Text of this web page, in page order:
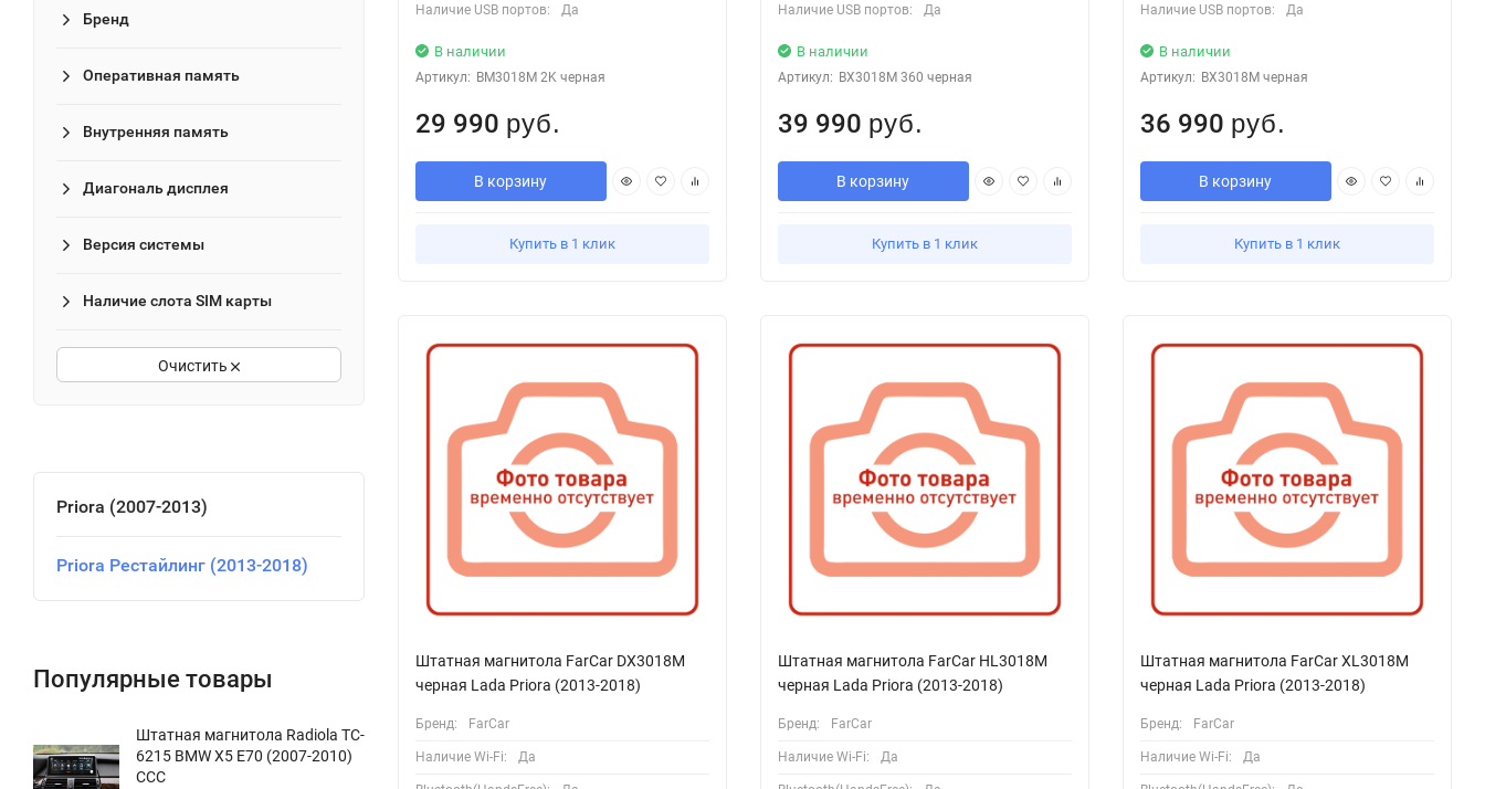
Бренд
Оперативная память
Внутренняя память
Диагональ дисплея
Версия системы
Наличие слота SIM карты
Очистить
Priora (2007-2013)
Priora Рестайлинг (2013-2018)
Популярные товары
Штатная магнитола Radiola TC-
6215 BMW X5 E70 (2007-2010)
CCC
Наличие USB портов: Да
В наличии
Артикул: BM3018M 2K черная
29 990 руб.
В корзину
Купить в 1 клик
Наличие USB портов: Да
В наличии
Артикул: BX3018M 360 черная
39 990 руб.
В корзину
Купить в 1 клик
Наличие USB портов: Да
В наличии
Артикул: BX3018M черная
36 990 руб.
В корзину
Купить в 1 клик
Штатная магнитола FarCar DX3018M
черная Lada Priora (2013-2018)
Бренд: FarCar
Наличие Wi-Fi: Да
Штатная магнитола FarCar HL3018M
черная Lada Priora (2013-2018)
Бренд: FarCar
Наличие Wi-Fi: Да
Штатная магнитола FarCar XL3018M
черная Lada Priora (2013-2018)
Бренд: FarCar
Наличие Wi-Fi: Да